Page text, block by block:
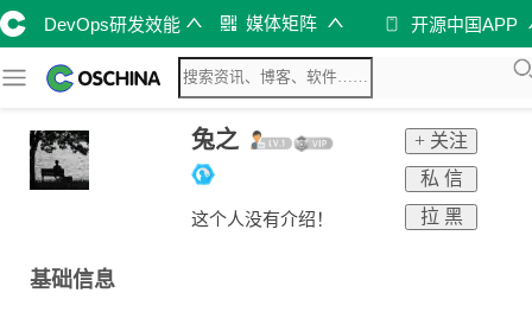
DevOps研发效能 媒体矩阵 开源中国APP
兔之
这个人没有介绍！
+ 关注
私 信
拉 黑
基础信息